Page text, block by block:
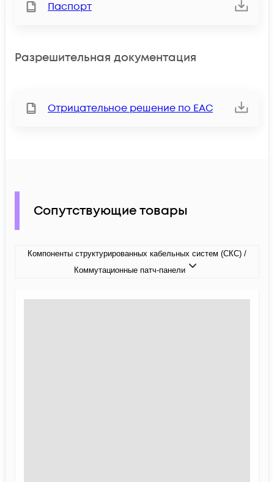
Паспорт
Разрешительная документация
Отрицательное решение по ЕАС
Сопутствующие товары
Компоненты структурированных кабельных систем (СКС) /
Коммутационные патч-панели